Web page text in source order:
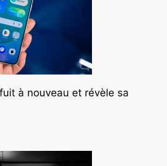
à nouveau et révèle sa